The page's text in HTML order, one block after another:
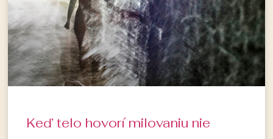
Keď telo hovorí milovaniu nie